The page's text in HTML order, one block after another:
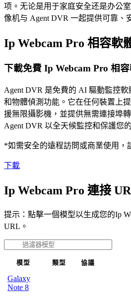
项。无论是用于家庭安全还是办公室
像机与 Agent DVR 一起提供可靠、
Ip Webcam Pro 相容軟
下載免費 Ip Webcam Pro 相
Agent DVR 是免費的 AI 驅動監控
和物體偵測功能。它在任何裝置上
援無限攝影機，並提供無需連接埠
Agent DVR 以全天候監控和保護您
*如需安全的遠程訪問或商業使用，
下載
Ip Webcam Pro 連接
提示：點擊一個模型以生成您的Ip
URL。
模型 類型 協議
Galaxy
Note 8